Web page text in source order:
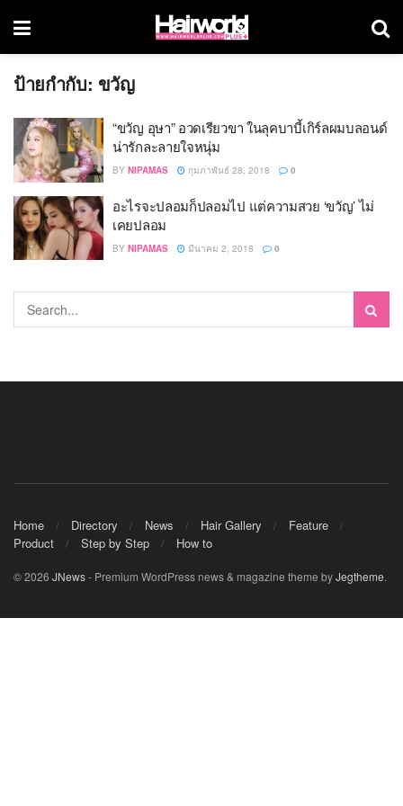
ป้ายกำกับ: ขวัญ
“ขวัญ อุษา” อวดเรียวขา ในลุคบาบี้เกิร์ลผมบลอนด์
น่ารักละลายใจหนุ่ม
BY NIPAMAS กุมภาพันธ์ 28, 2018 0
อะไรจะปลอมก็ปลอมไป แต่ความสวย ‘ขวัญ’ ไม่
เคยปลอม
BY NIPAMAS มีนาคม 2, 2018 0
Home Directory News Hair Gallery
Feature
Product
Step by Step How to
© 2026 JNews- Premium WordPress news & magazine theme byJegtheme.